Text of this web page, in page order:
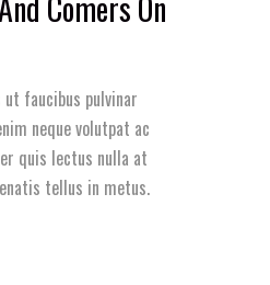
faucibus pulvinar
neque volutpat ac
quis lectus nulla at
tellus in metus.